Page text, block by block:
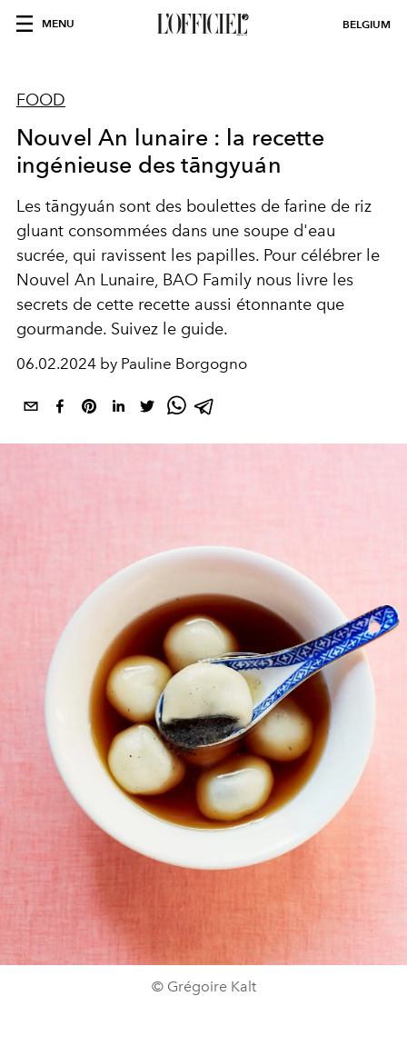
MENU BELGIUM
FOOD
Nouvel An lunaire : la recette
ingénieuse des tāngyuán
Les tāngyuán sont des boulettes de farine de riz
gluant consommées dans une soupe d'eau
sucrée, qui ravissent les papilles. Pour célébrer le
Nouvel An Lunaire, BAO Family nous livre les
secrets de cette recette aussi étonnante que
gourmande. Suivez le guide.
06.02.2024 by Pauline Borgogno
© Grégoire Kalt